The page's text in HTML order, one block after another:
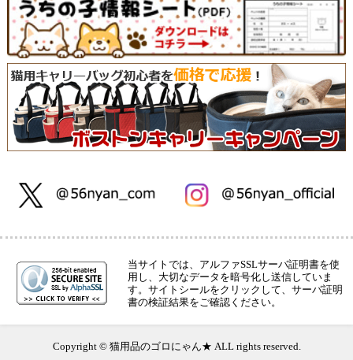
当サイトでは、アルファSSLサーバ証明書を使
用し、大切なデータを暗号化し送信していま
す。サイトシールをクリックして、サーバ証明
書の検証結果をご確認ください。
Copyright © 猫用品のゴロにゃん★ ALL rights reserved.